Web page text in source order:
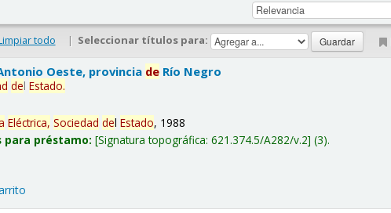
todo | Seleccionar títulos para:
Oeste, provincia de Río Negro
delEstado.
Eléctrica, Sociedad delEstado, 1988
para préstamo: Signatura topográfica:621.374.5/A282/v.2 (3).